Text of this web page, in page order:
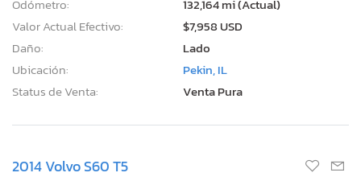
Odómetro:
132,164 mi (Actual)
Valor Actual Efectivo:
$7,958 USD
Daño:
Lado
Ubicación:
Pekin, IL
Status de Venta:
Venta Pura
2014 Volvo S60 T5